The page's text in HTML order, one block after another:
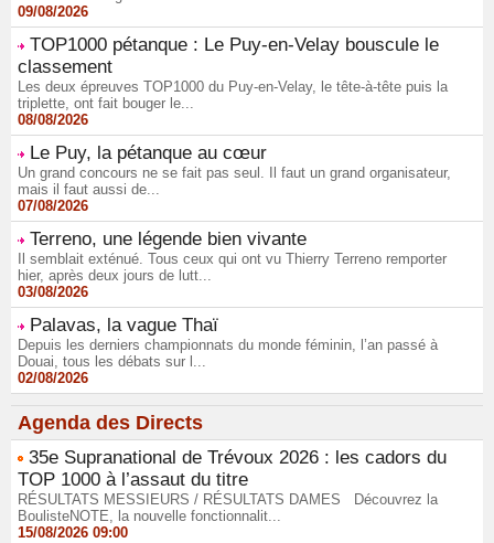
09/08/2026
TOP1000 pétanque : Le Puy-en-Velay bouscule le
classement
Les deux épreuves TOP1000 du Puy-en-Velay, le tête-à-tête puis la
triplette, ont fait bouger le...
08/08/2026
Le Puy, la pétanque au cœur
Un grand concours ne se fait pas seul. Il faut un grand organisateur,
mais il faut aussi de...
07/08/2026
Terreno, une légende bien vivante
Il semblait exténué. Tous ceux qui ont vu Thierry Terreno remporter
hier, après deux jours de lutt...
03/08/2026
Palavas, la vague Thaï
Depuis les derniers championnats du monde féminin, l’an passé à
Douai, tous les débats sur l...
02/08/2026
Agenda des Directs
35e Supranational de Trévoux 2026 : les cadors du
TOP 1000 à l’assaut du titre
RÉSULTATS MESSIEURS / RÉSULTATS DAMES Découvrez la
BoulisteNOTE, la nouvelle fonctionnalit...
15/08/2026 09:00